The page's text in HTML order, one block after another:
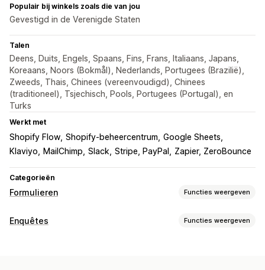
Populair bij winkels zoals die van jou
Gevestigd in de Verenigde Staten
Talen
Deens, Duits, Engels, Spaans, Fins, Frans, Italiaans, Japans,
Koreaans, Noors (Bokmål), Nederlands, Portugees (Brazilië),
Zweeds, Thais, Chinees (vereenvoudigd), Chinees
(traditioneel), Tsjechisch, Pools, Portugees (Portugal), en
Turks
Werkt met
Shopify Flow Shopify-beheercentrum Google Sheets
Klaviyo
MailChimp Slack Stripe, PayPal Zapier, ZeroBounce
Categorieën
Formulieren Functies weergeven
Formuliertypen
Enquêtes Functies weergeven